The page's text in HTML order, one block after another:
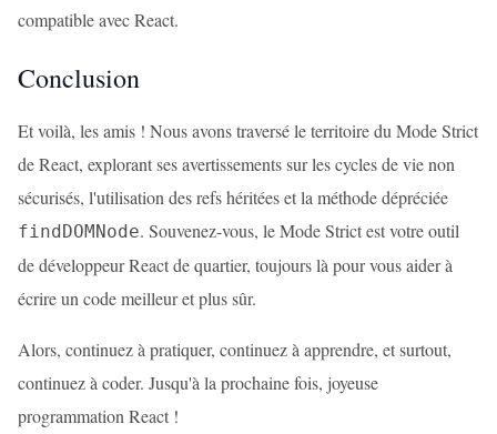
compatible avec React.
Conclusion
Et voilà, les amis ! Nous avons traversé le territoire du Mode Strict
de React, explorant ses avertissements sur les cycles de vie non
sécurisés, l'utilisation des refs héritées et la méthode dépréciée
findDOMNode. Souvenez-vous, le Mode Strict est votre outil
de développeur React de quartier, toujours là pour vous aider à
écrire un code meilleur et plus sûr.
Alors, continuez à pratiquer, continuez à apprendre, et surtout,
continuez à coder. Jusqu'à la prochaine fois, joyeuse
programmation React !